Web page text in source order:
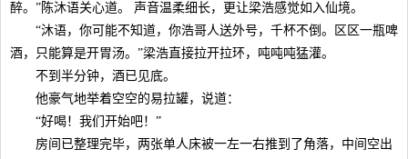
醉。”陈沐语关心道。 声音温柔细长，更让梁浩感觉如入仙境。
“沐语，你可能不知道，你浩哥人送外号，千杯不倒。区区一瓶啤
酒，只能算是开胃汤。”梁浩直接拉开拉环，吨吨吨猛灌。
不到半分钟，酒已见底。
他豪气地举着空空的易拉罐，说道：
“好喝！我们开始吧！”
房间已整理完毕，两张单人床被一左一右推到了角落，中间空出